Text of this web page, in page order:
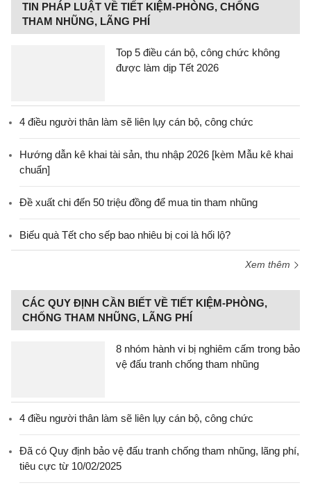
TIN PHÁP LUẬT VỀ TIẾT KIỆM-PHÒNG, CHỐNG
THAM NHŨNG, LÃNG PHÍ
Top 5 điều cán bộ, công chức không
được làm dịp Tết 2026
4 điều người thân làm sẽ liên lụy cán bộ, công chức
Hướng dẫn kê khai tài sản, thu nhập 2026 [kèm Mẫu kê khai
chuẩn]
Đề xuất chi đến 50 triệu đồng để mua tin tham nhũng
Biếu quà Tết cho sếp bao nhiêu bị coi là hối lộ?
Xem thêm
CÁC QUY ĐỊNH CẦN BIẾT VỀ TIẾT KIỆM-PHÒNG,
CHỐNG THAM NHŨNG, LÃNG PHÍ
8 nhóm hành vi bị nghiêm cấm trong bảo
vệ đấu tranh chống tham nhũng
4 điều người thân làm sẽ liên lụy cán bộ, công chức
Đã có Quy định bảo vệ đấu tranh chống tham nhũng, lãng phí,
tiêu cực từ 10/02/2025